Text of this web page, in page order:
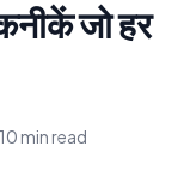
जो हर
10 min read